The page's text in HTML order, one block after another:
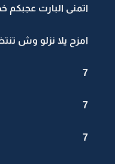
اتمنى البارت عجبكم
امزح يلا نزلو وش
7
7
7